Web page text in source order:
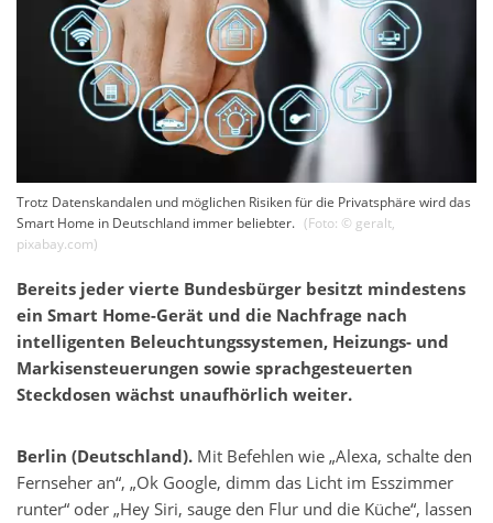
Trotz Datenskandalen und möglichen Risiken für die Privatsphäre wird das
Smart Home in Deutschland immer beliebter. (Foto: © geralt,
pixabay.com)
Bereits jeder vierte Bundesbürger besitzt mindestens
ein Smart Home-Gerät und die Nachfrage nach
intelligenten Beleuchtungssystemen, Heizungs- und
Markisensteuerungen sowie sprachgesteuerten
Steckdosen wächst unaufhörlich weiter.
Berlin (Deutschland). Mit Befehlen wie „Alexa, schalte den
Fernseher an“, „Ok Google, dimm das Licht im Esszimmer
runter“ oder „Hey Siri, sauge den Flur und die Küche“, lassen